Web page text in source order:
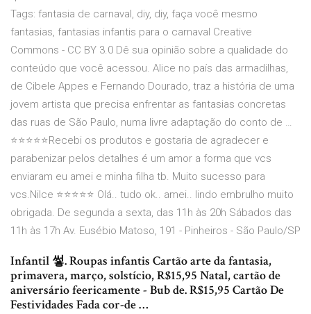
Tags: fantasia de carnaval, diy, diy, faça você mesmo
fantasias, fantasias infantis para o carnaval Creative
Commons - CC BY 3.0 Dê sua opinião sobre a qualidade do
conteúdo que você acessou. Alice no país das armadilhas,
de Cibele Appes e Fernando Dourado, traz a história de uma
jovem artista que precisa enfrentar as fantasias concretas
das ruas de São Paulo, numa livre adaptação do conto de …
⭐⭐⭐⭐⭐Recebi os produtos e gostaria de agradecer e
parabenizar pelos detalhes é um amor a forma que vcs
enviaram eu amei e minha filha tb. Muito sucesso para
vcs.Nilce ⭐⭐⭐⭐⭐ Olá.. tudo ok.. amei.. lindo embrulho muito
obrigada. De segunda a sexta, das 11h às 20h Sábados das
11h às 17h Av. Eusébio Matoso, 191 - Pinheiros - São Paulo/SP
Infantil 쎃. Roupas infantis Cartão arte da fantasia,
primavera, março, solstício, R$15,95 Natal, cartão de
aniversário feericamente - Bub de. R$15,95 Cartão De
Festividades Fada cor-de …